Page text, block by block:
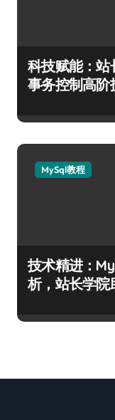
科技赋能：站
事务控制高阶
MySql教程
技术精进：
析，站长学院